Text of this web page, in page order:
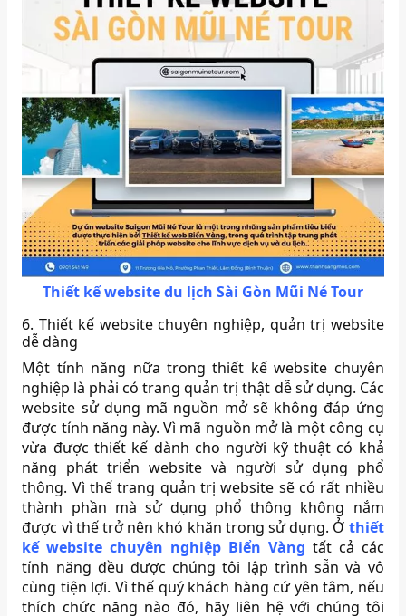
Thiết kế website du lịch Sài Gòn Mũi Né Tour
6. Thiết kế website chuyên nghiệp, quản trị website
dễ dàng
Một tính năng nữa trong thiết kế website chuyên
nghiệp là phải có trang quản trị thật dễ sử dụng. Các
website sử dụng mã nguồn mở sẽ không đáp ứng
được tính năng này. Vì mã nguồn mở là một công cụ
vừa được thiết kế dành cho người kỹ thuật có khả
năng phát triển website và người sử dụng phổ
thông. Vì thế trang quản trị website sẽ có rất nhiều
thành phần mà sử dụng phổ thông không nắm
được vì thế trở nên khó khăn trong sử dụng. Ở thiết
kế website chuyên nghiệp Biển Vàng tất cả các
tính năng đều được chúng tôi lập trình sẵn và vô
cùng tiện lợi. Vì thế quý khách hàng cứ yên tâm, nếu
thích chức năng nào đó, hãy liên hệ với chúng tôi